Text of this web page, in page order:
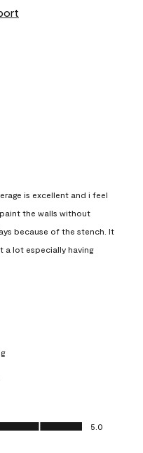
is excellent and i feel
the walls without
because of the stench. It
a lot especially having
5.0